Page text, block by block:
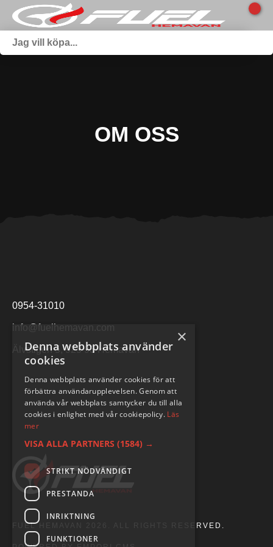
OM OSS
0954-31010
info@fuelhemavan.com
Älvstigen 5, 925 93 Hemavan
FUEL HEMAVAN 2026. ALL RIGHTS RESERVED.
×
Denna webbplats använder
cookies
Denna webbplats använder cookies för att
förbättra användarupplevelsen. Genom att
använda vår webbplats samtycker du till alla
cookies i enlighet med vår cookiepolicy. Läs
mer
VISA ALLA PARTNERS (1584) →
STRIKT NÖDVÄNDIGT
PRESTANDA
INRIKTNING
FUNKTIONER